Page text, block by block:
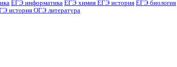
ЕГЭ информатика ЕГЭ химия ЕГЭ история ЕГЭ биология
история ОГЭ литература